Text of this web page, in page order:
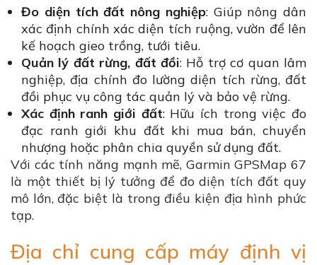
Đo diện tích đất nông nghiệp: Giúp nông dân
xác định chính xác diện tích ruộng, vườn để lên
kế hoạch gieo trồng, tưới tiêu.
Quản lý đất rừng, đất đồi: Hỗ trợ cơ quan lâm
nghiệp, địa chính đo lường diện tích rừng, đất
đồi phục vụ công tác quản lý và bảo vệ rừng.
Xác định ranh giới đất: Hữu ích trong việc đo
đạc ranh giới khu đất khi mua bán, chuyển
nhượng hoặc phân chia quyền sử dụng đất.
Với các tính năng mạnh mẽ, Garmin GPSMap 67
là một thiết bị lý tưởng để đo diện tích đất quy
mô lớn, đặc biệt là trong điều kiện địa hình phức
tạp.
Địa chỉ cung cấp máy định vị